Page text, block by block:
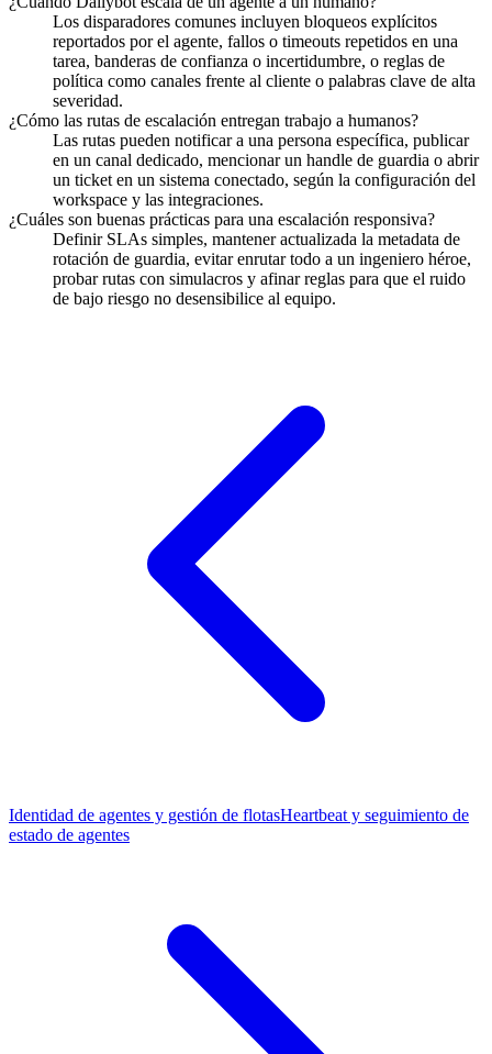
Los disparadores comunes incluyen bloqueos explícitos
reportados por el agente, fallos o timeouts repetidos en una
tarea, banderas de confianza o incertidumbre, o reglas de
política como canales frente al cliente o palabras clave de alta
severidad.
¿Cómo las rutas de escalación entregan trabajo a humanos?
Las rutas pueden notificar a una persona específica, publicar
en un canal dedicado, mencionar un handle de guardia o abrir
un ticket en un sistema conectado, según la configuración del
workspace y las integraciones.
¿Cuáles son buenas prácticas para una escalación responsiva?
Definir SLAs simples, mantener actualizada la metadata de
rotación de guardia, evitar enrutar todo a un ingeniero héroe,
probar rutas con simulacros y afinar reglas para que el ruido
de bajo riesgo no desensibilice al equipo.
Identidad de agentes y gestión de flotasHeartbeat y seguimiento de
estado de agentes